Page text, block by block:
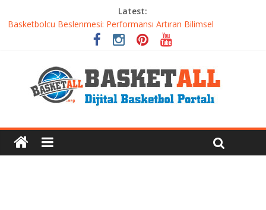
Latest:
Basketbolcu Beslenmesi: Performansı Artıran Bilimsel
Basketbolda Şut Antrenmanı ve Grafik Oluşturma
Dünyanın En İyi Basketbol Takımı: Gerçek Şampiyon Kim?
Etkili Basketbol Antrenmanı Nasıl Olmalı